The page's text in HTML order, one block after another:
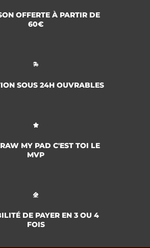
OFFERTE À PARTIR DE
60€
SOUS 24H OUVRABLES
MY PAD C'EST TOI LE
MVP
DE PAYER EN 3 OU 4
FOIS